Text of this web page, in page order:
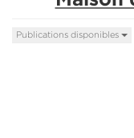
Publications disponibles